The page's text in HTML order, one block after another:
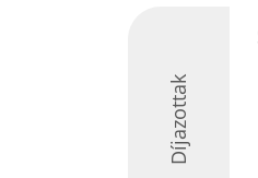
Díjazottak